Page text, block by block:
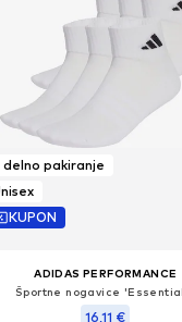
delno pakiranje
KUPON
ADIDAS PERFORMANCE
Športne nogavice
16,11 €